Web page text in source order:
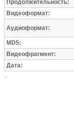
Продолжительность:
Видеоформат:
Аудиоформат:
MD5:
Видеофрагмент:
Дата: